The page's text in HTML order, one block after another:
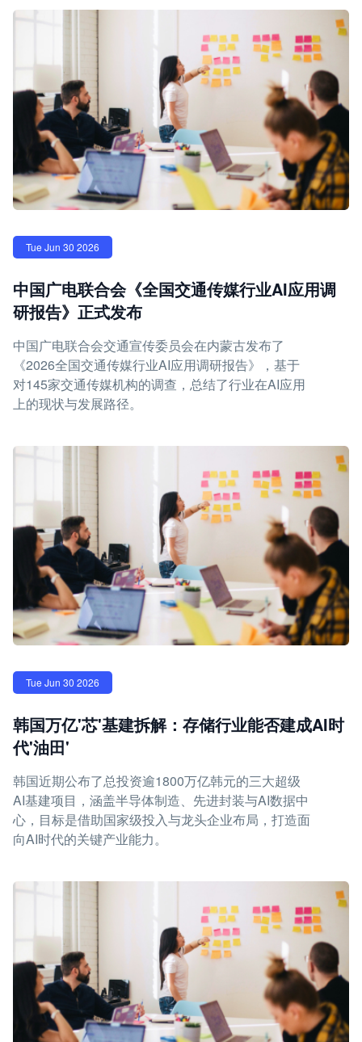
Tue Jun 30 2026
中国广电联合会《全国交通传媒行业AI应用调
研报告》正式发布
中国广电联合会交通宣传委员会在内蒙古发布了
《2026全国交通传媒行业AI应用调研报告》，基于
对145家交通传媒机构的调查，总结了行业在AI应用
上的现状与发展路径。
Tue Jun 30 2026
韩国万亿'芯'基建拆解：存储行业能否建成AI时
代'油田'
韩国近期公布了总投资逾1800万亿韩元的三大超级
AI基建项目，涵盖半导体制造、先进封装与AI数据中
心，目标是借助国家级投入与龙头企业布局，打造面
向AI时代的关键产业能力。